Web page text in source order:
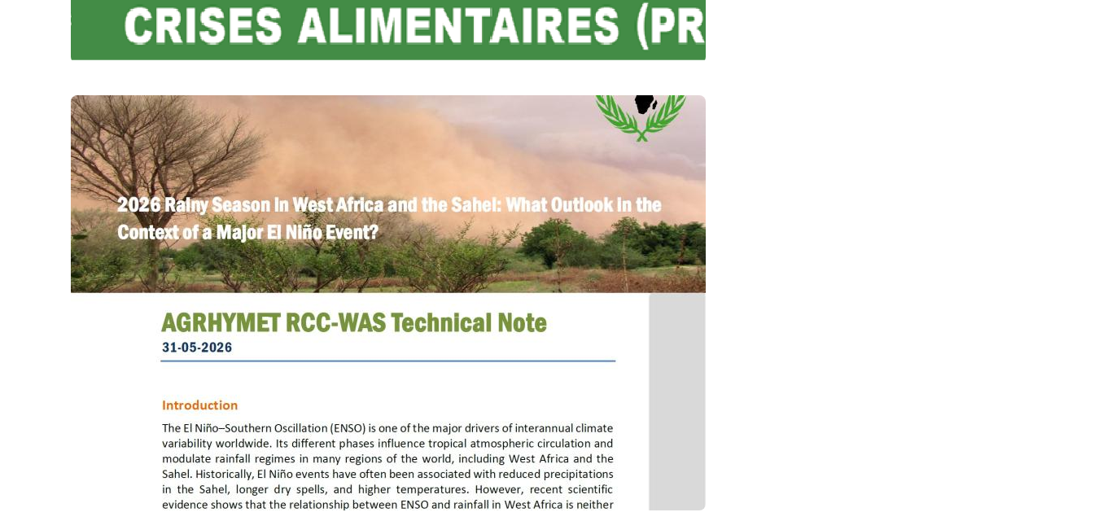
AVIS sur la situation alimentaire et nutritionnelle des populations au début de la période de soudure et sur les préparatifs de la campagne
agropastorale 2026-2027
Note Technique El Niño